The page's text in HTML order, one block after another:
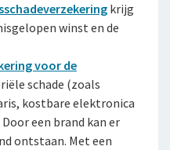
krijg
winst en de
voor de
schade (zoals
kostbare elektronica
een brand kan er
ontstaan. Met een